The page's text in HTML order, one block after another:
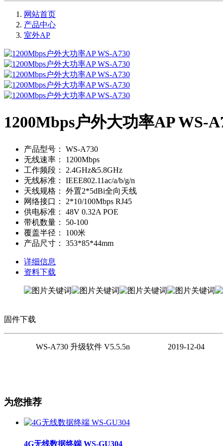
网站首页
产品中心
室外AP
1200Mbps户外大功率AP WS-
产品型号：
WS-A730
无线速率：
1200Mbps
工作频段：
2.4GHz&5.8GHz
无线标准：
IEEE802.11ac/a/b/g/n
天线规格：
外置2*5dBi全向天线
网络接口：
2*10/100Mbps RJ45
供电标准：
48V 0.32A POE
带机数量：
50-100
覆盖半径：
100米
产品尺寸：
353*85*44mm
详细信息
资料下载
固件下载
WS-A730 升级软件 V5.5.5n 2019-12-04
为您推荐
4G无线数据终端 WS-GU304